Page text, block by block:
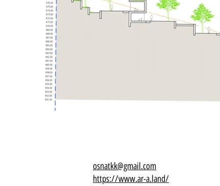
osnatkk@gmail.com
https://www.ar-a.land/